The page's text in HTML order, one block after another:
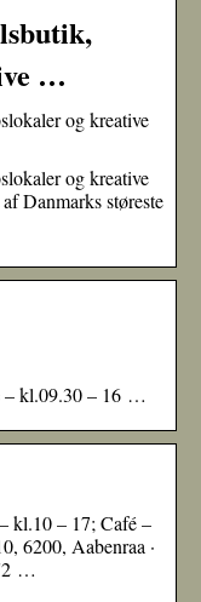
…
og kreative
og kreative
Danmarks støreste
– kl.09.30 – 16 …
kl.10 – 17; Café –
6200, Aabenraa ·
…